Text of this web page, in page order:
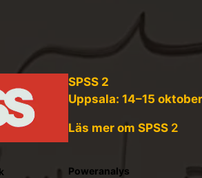
k
SPSS 2
Uppsala: 14–15 oktober
Läs mer om SPSS 2
Poweranalys